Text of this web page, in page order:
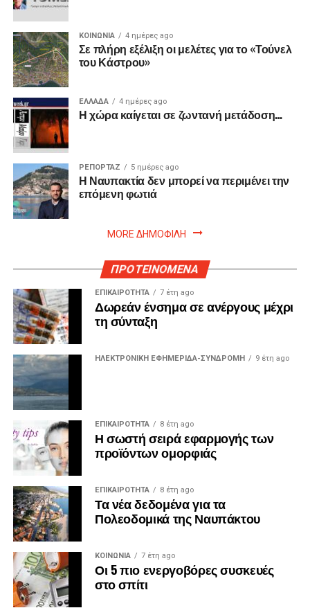
ΚΟΙΝΩΝΙΑ 4 ημέρες ago
Σε πλήρη εξέλιξη οι μελέτες για το «Τούνελ
του Κάστρου»
ΕΛΛΑΔΑ 4 ημέρες ago
Η χώρα καίγεται σε ζωντανή μετάδοση…
ΡΕΠΟΡΤΑΖ 5 ημέρες ago
Η Ναυπακτία δεν μπορεί να περιμένει την
επόμενη φωτιά
MORE ΔΗΜΟΦΙΛΗ
ΠΡΟΤΕΙΝΟΜΕΝΑ
ΕΠΙΚΑΙΡΟΤΗΤΑ 7 έτη ago
Δωρεάν ένσημα σε ανέργους μέχρι
τη σύνταξη
ΗΛΕΚΤΡΟΝΙΚΗ ΕΦΗΜΕΡΙΔΑ-ΣΥΝΔΡΟΜΗ 9 έτη ago
ΕΠΙΚΑΙΡΟΤΗΤΑ 8 έτη ago
Η σωστή σειρά εφαρμογής των
προϊόντων ομορφιάς
ΕΠΙΚΑΙΡΟΤΗΤΑ 8 έτη ago
Τα νέα δεδομένα για τα
Πολεοδομικά της Ναυπάκτου
ΚΟΙΝΩΝΙΑ 7 έτη ago
Οι 5 πιο ενεργοβόρες συσκευές
στο σπίτι